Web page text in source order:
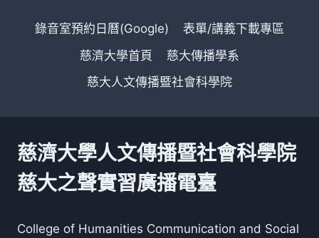
錄音室預約日曆(Google)
表單/講義下載專區
慈濟大學首頁
慈大傳播學系
慈大人文傳播暨社會科學院
慈濟大學人文傳播暨社會科學院
慈大之聲實習廣播電臺
College of Humanities Communication and Social